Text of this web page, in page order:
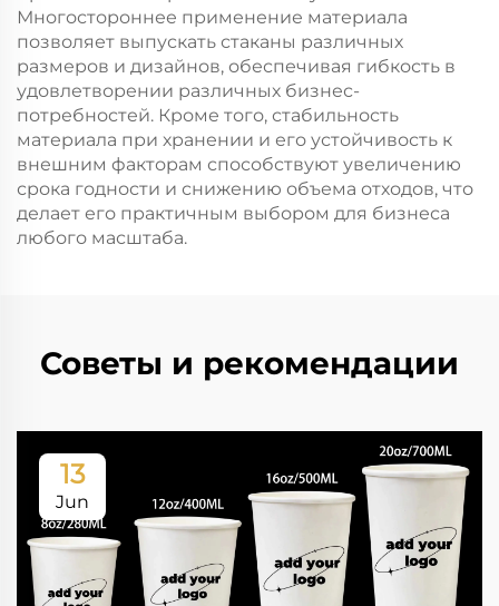
Многостороннее применение материала
позволяет выпускать стаканы различных
размеров и дизайнов, обеспечивая гибкость в
удовлетворении различных бизнес-
потребностей. Кроме того, стабильность
материала при хранении и его устойчивость к
внешним факторам способствуют увеличению
срока годности и снижению объема отходов, что
делает его практичным выбором для бизнеса
любого масштаба.
Советы и рекомендации
13
Jun